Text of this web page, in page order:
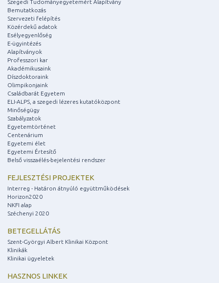
Szegedi Tudományegyetemért Alapítvány
Bemutatkozás
Szervezeti felépítés
Közérdekű adatok
Esélyegyenlőség
E-ügyintézés
Alapítványok
Professzori kar
Akadémikusaink
Díszdoktoraink
Olimpikonjaink
Családbarát Egyetem
ELI-ALPS, a szegedi lézeres kutatóközpont
Minőségügy
Szabályzatok
Egyetemtörténet
Centenárium
Egyetemi élet
Egyetemi Értesítő
Belső visszaélés-bejelentési rendszer
FEJLESZTÉSI PROJEKTEK
Interreg - Határon átnyúló együttműködések
Horizon2020
NKFI alap
Széchenyi 2020
BETEGELLÁTÁS
Szent-Györgyi Albert Klinikai Központ
Klinikák
Klinikai ügyeletek
HASZNOS LINKEK